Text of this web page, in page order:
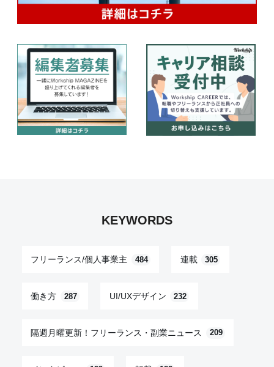
KEYWORDS
フリーランス/個人事業主 484 連載 305
働き方 287 UI/UXデザイン 232
隔週月曜更新！フリーランス・副業ニュース 209